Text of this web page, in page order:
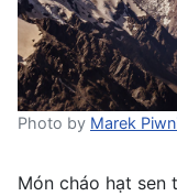
Photo by Marek
Món cháo hạt sen